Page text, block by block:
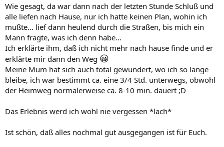
Wie gesagt, da war dann nach der letzten Stunde Schluß und
alle liefen nach Hause, nur ich hatte keinen Plan, wohin ich
mußte... lief dann heulend durch die Straßen, bis mich ein
Mann fragte, was ich denn habe...
Ich erklärte ihm, daß ich nicht mehr nach hause finde und er
erklärte mir dann den Weg 😀
Meine Mum hat sich auch total gewundert, wo ich so lange
bleibe, ich war bestimmt ca. eine 3/4 Std. unterwegs, obwohl
der Heimweg normalerweise ca. 8-10 min. dauert ;D
Das Erlebnis werd ich wohl nie vergessen *lach*
Ist schön, daß alles nochmal gut ausgegangen ist für Euch.